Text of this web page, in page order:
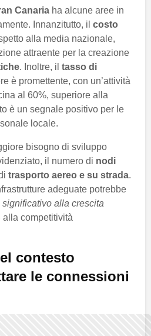
Canaria ha alcune aree in
Innanzitutto, il costo
alla media nazionale,
attraente per la creazione
. Inoltre, il tasso di
è promettente, con un’attività
al 60%, superiore alla
è un segnale positivo per le
locale.
bisogno di sviluppo
il numero di nodi
trasporto aereo e su strada.
adeguate potrebbe
significativo alla crescita
alla competitività
contesto
le connessioni